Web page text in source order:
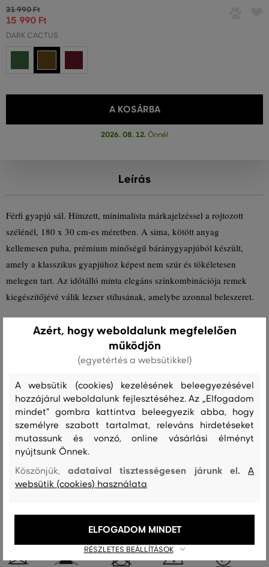
31 990 Ft
15 990 Ft
DARK CACTUS
A KOSÁRBA
2026. 08. 12. Önnél
Leírás
Férfi gyapjú sál. Hímzett, minimalista márkajelzéssel a rojtozott
szélénél, 180 x 30 cm-es méretben. A sima, kötött anyag
kellemesen puha, prémium minőségű báránygyapjúból készült,
amely a klasszikus gyapjúhoz képest nem szúr és tökéletesen
melegen tart. Az időtálló minta elegáns színkombinációja remek
kiegészítőjévé válik lezser stílusának, amelybe azonnal beleszeret.
Termék kódja 9920204-623-GC-349-0
Összetétel
felső anyag
GYAPJÚ
100 %
Azért, hogy weboldalunk megfelelően
működjön
(egyetértés a websütikkel)
A websütik (cookies) kezelésének beleegyezésével
hozzájárul weboldalunk fejlesztéséhez. Az „Elfogadom
mindet" gombra kattintva beleegyezik abba, hogy
személyre szabott tartalmat, releváns hirdetéseket
mutassunk és vonzó, online vásárlási élményt
nyújtsunk Önnek.
Köszönjük,adataival tisztességesen járunk el.A
websütik (cookies) használata
RÉSZLETES BEÁLLÍTÁSOK
ELFOGADOM MINDET